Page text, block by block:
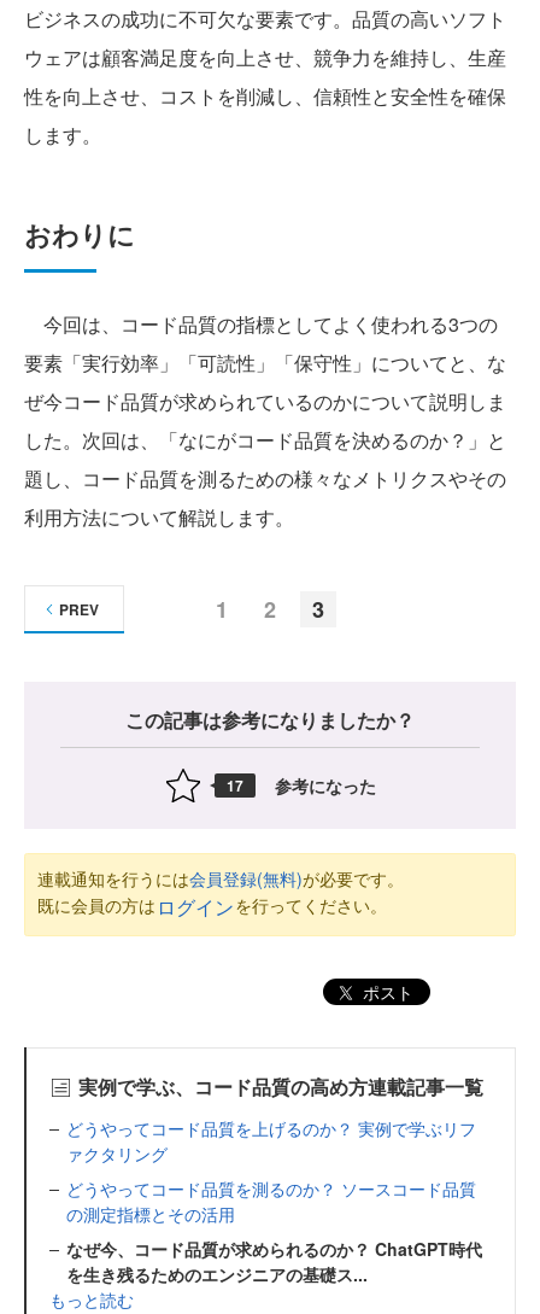
ビジネスの成功に不可欠な要素です。品質の高いソフト
ウェアは顧客満足度を向上させ、競争力を維持し、生産
性を向上させ、コストを削減し、信頼性と安全性を確保
します。
おわりに
今回は、コード品質の指標としてよく使われる3つの
要素「実行効率」「可読性」「保守性」についてと、な
ぜ今コード品質が求められているのかについて説明しま
した。次回は、「なにがコード品質を決めるのか？」と
題し、コード品質を測るための様々なメトリクスやその
利用方法について解説します。
1 2 3
PREV
この記事は参考になりましたか？
17 参考になった
連載通知を行うには会員登録(無料)が必要です。
既に会員の方は ログインを行ってください。
ポスト
実例で学ぶ、コード品質の高め方連載記事一覧
どうやってコード品質を上げるのか？ 実例で学ぶリフ
ァクタリング
どうやってコード品質を測るのか？ ソースコード品質
の測定指標とその活用
なぜ今、コード品質が求められるのか？ ChatGPT時代
を生き残るためのエンジニアの基礎ス...
もっと読む